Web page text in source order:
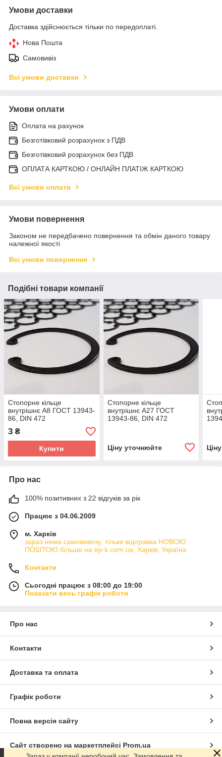
Умови доставки
Доставка здійснюється тільки по передоплаті.
Нова Пошта
Самовивіз
Всі умови доставки
Умови оплати
Оплата на рахунок
Безготівковий розрахунок з ПДВ
Безготівковий розрахунок без ПДВ
ОПЛАТА КАРТКОЮ / ОНЛАЙН ПЛАТІЖ КАРТКОЮ
Всі умови оплати
Умови повернення
Законом не передбачено повернення та обмін даного товару
належної якості
Всі умови повернення
Подібні товари компанії
Стопорне кільце
внутрішнє А8 ГОСТ 13943-
86, DIN 472
3 ₴
Купити
Стопорне кільце
внутрішнє А27 ГОСТ
13943-86, DIN 472
Ціну уточнюйте
Про нас
100% позитивних з 22 відгуків за рік
Працює з 04.06.2009
м. Харків
зараз нема самовивозу, тільки відправка НОВОЮ
ПОШТОЮ більше на ep-k.com.ua, Харків, Україна
Контакти
Сьогодні працює з 08:00 до 19:00
Показати весь графік роботи
Про нас
Контакти
Доставка та оплата
Графік роботи
Повна версія сайту
Сайт створено на маркетплейсі Prom.ua